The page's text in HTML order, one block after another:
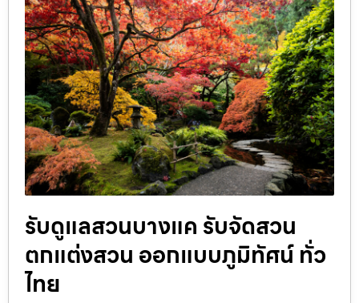
รับดูแลสวนบางแค รับจัดสวน
ตกแต่งสวน ออกแบบภูมิทัศน์ ทั่ว
ไทย